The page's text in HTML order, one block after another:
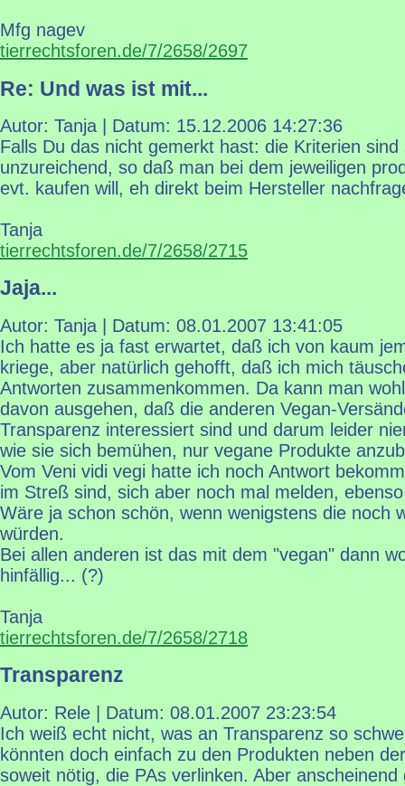
Mfg nagev
tierrechtsforen.de/7/2658/2697
Re: Und was ist mit...
Autor: Tanja | Datum: 15.12.2006 14:27:36
Falls Du das nicht gemerkt hast: die Kriterien sind
unzureichend, so daß man bei dem jeweiligen
evt. kaufen will, eh direkt beim Hersteller
Tanja
tierrechtsforen.de/7/2658/2715
Jaja...
Autor: Tanja | Datum: 08.01.2007 13:41:05
Ich hatte es ja fast erwartet, daß ich von kaum
kriege, aber natürlich gehofft, daß ich mich
Antworten zusammenkommen. Da kann man
davon ausgehen, daß die anderen Vegan-
Transparenz interessiert sind und darum leider
wie sie sich bemühen, nur vegane Produkte
Vom Veni vidi vegi hatte ich noch Antwort
im Streß sind, sich aber noch mal melden,
Wäre ja schon schön, wenn wenigstens die noch
würden.
Bei allen anderen ist das mit dem "vegan" dann
hinfällig... (?)
Tanja
tierrechtsforen.de/7/2658/2718
Transparenz
Autor: Rele | Datum: 08.01.2007 23:23:54
Ich weiß echt nicht, was an Transparenz so
könnten doch einfach zu den Produkten neben
soweit nötig, die PAs verlinken. Aber